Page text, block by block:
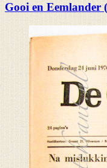
Gooi en Eemlander